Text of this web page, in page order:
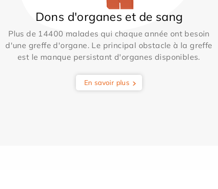
Dons d'organes et de sang
Plus de 14400 malades qui chaque année ont besoin
d'une greffe d'organe. Le principal obstacle à la greffe
est le manque persistant d'organes disponibles.
En savoir plus